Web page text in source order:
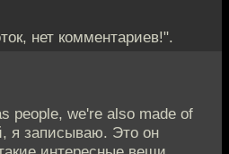
нет комментариев!".
people, we're also made of
я записываю. Это он